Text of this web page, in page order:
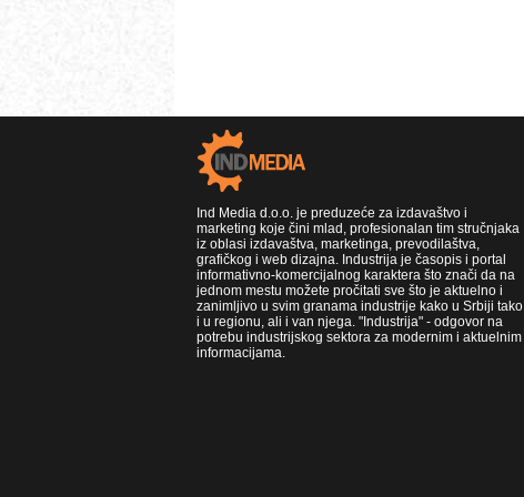
Ind Media d.o.o. je preduzeće za izdavaštvo i
marketing koje čini mlad, profesionalan tim stručnjaka
iz oblasi izdavaštva, marketinga, prevodilaštva,
grafičkog i web dizajna. Industrija je časopis i portal
informativno-komercijalnog karaktera što znači da na
jednom mestu možete pročitati sve što je aktuelno i
zanimljivo u svim granama industrije kako u Srbiji tako
i u regionu, ali i van njega. "Industrija" - odgovor na
potrebu industrijskog sektora za modernim i aktuelnim
informacijama.